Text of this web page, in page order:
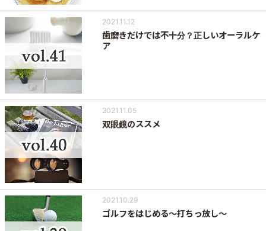
2021.11.12
歯磨きだけでは不十分？正しいオーラルケ
ア
2021.11.05
双眼鏡のススメ
2021.10.29
ゴルフをはじめる～打ちっ放し～